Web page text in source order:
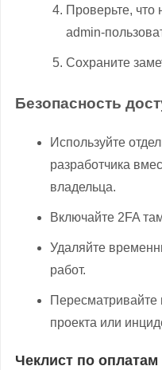
Проверьте, что
admin-
Сохраните
Безопасность
Используйте
разработчика
владельца.
Включайте 2FA
Удаляйте
работ.
Пересматривайте
проекта или
Чеклист по оплатам